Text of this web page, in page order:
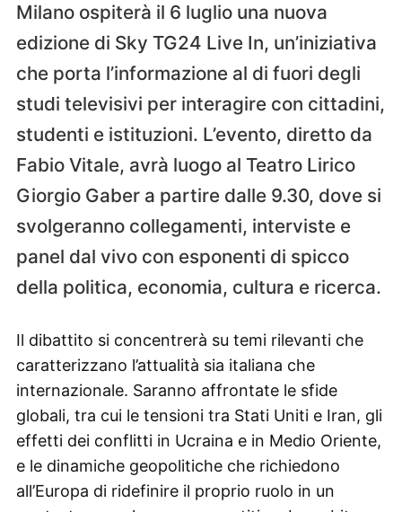
Milano ospiterà il 6 luglio una nuova
edizione di Sky TG24 Live In, un’iniziativa
che porta l’informazione al di fuori degli
studi televisivi per interagire con cittadini,
studenti e istituzioni. L’evento, diretto da
Fabio Vitale, avrà luogo al Teatro Lirico
Giorgio Gaber a partire dalle 9.30, dove si
svolgeranno collegamenti, interviste e
panel dal vivo con esponenti di spicco
della politica, economia, cultura e ricerca.
Il dibattito si concentrerà su temi rilevanti che
caratterizzano l’attualità sia italiana che
internazionale. Saranno affrontate le sfide
globali, tra cui le tensioni tra Stati Uniti e Iran, gli
effetti dei conflitti in Ucraina e in Medio Oriente,
e le dinamiche geopolitiche che richiedono
all’Europa di ridefinire il proprio ruolo in un